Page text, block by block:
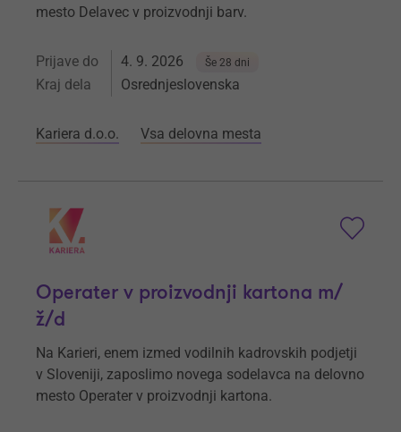
mesto Delavec v proizvodnji barv.
Prijave do 4. 9. 2026 Še 28 dni
Kraj dela Osrednjeslovenska
Kariera d.o.o. Vsa delovna mesta
Operater v proizvodnji kartona m/
ž/d
Na Karieri, enem izmed vodilnih kadrovskih podjetji
v Sloveniji, zaposlimo novega sodelavca na delovno
mesto Operater v proizvodnji kartona.